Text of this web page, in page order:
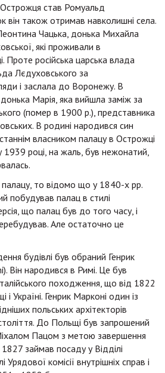
став Ромуальд
він також отримав навколишні села.
Чацька, донька Михайла
які проживали в
Проте російська царська влада
Лєдуховського за
і заслала до Воронежу. В
Марія, яка вийшла заміж за
(помер в 1900 р.), представника
В родині народився син
власником палацу в Острожці
1939 році, на жаль, був нежонатий,
палацу, то відомо що у 1840-х рр.
побудував палац в стилі
що палац був до того часу, і
Але остаточно це
будівлі був обраний Генрик
Він народився в Римі. Це був
походження, що від 1822
Україні. Генрик Марконі один із
польських архітекторів
До Польщі був запрошений
Пацом з метою завершення
займав посаду у Відділі
Урядової комісії внутрішніх справ і